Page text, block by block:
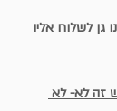
גן לשלוח אליו
זה לא- לא